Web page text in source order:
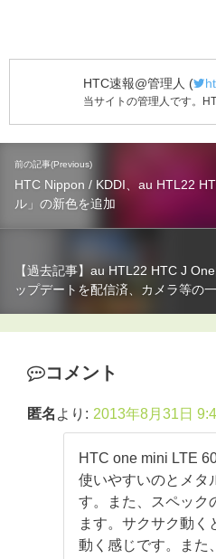
HTC速報@管理人 (
当サイトの管理人です。
前の記事(Previous)
HTC Nippon / KDDI、au HTL22
ル」の新色を追加
【過去記事】au HTL22 HTC J
ップデートを配信済、カメラ等の
コメント
匿名 より: 2013年8月31日
HTC one mini LTE
使いやすいのとメタ
す。また、スペック
ます。サクサク動く
動く感じです。また